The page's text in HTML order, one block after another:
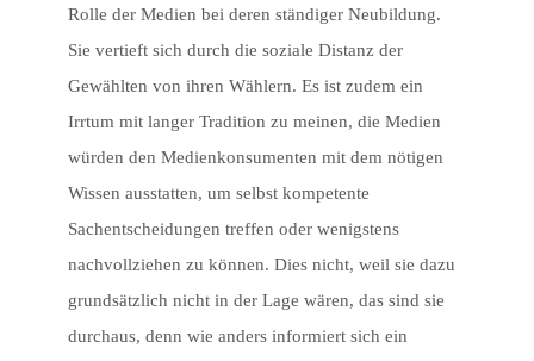
Rolle der Medien bei deren ständiger Neubildung.
Sie vertieft sich durch die soziale Distanz der
Gewählten von ihren Wählern. Es ist zudem ein
Irrtum mit langer Tradition zu meinen, die Medien
würden den Medienkonsumenten mit dem nötigen
Wissen ausstatten, um selbst kompetente
Sachentscheidungen treffen oder wenigstens
nachvollziehen zu können. Dies nicht, weil sie dazu
grundsätzlich nicht in der Lage wären, das sind sie
durchaus, denn wie anders informiert sich ein